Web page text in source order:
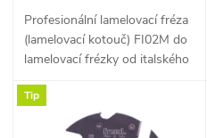
u
k
t
u
k
Profesionální lamelovací fréza
(lamelovací kotouč) FI02M do
lamelovací frézky od italského
Tip